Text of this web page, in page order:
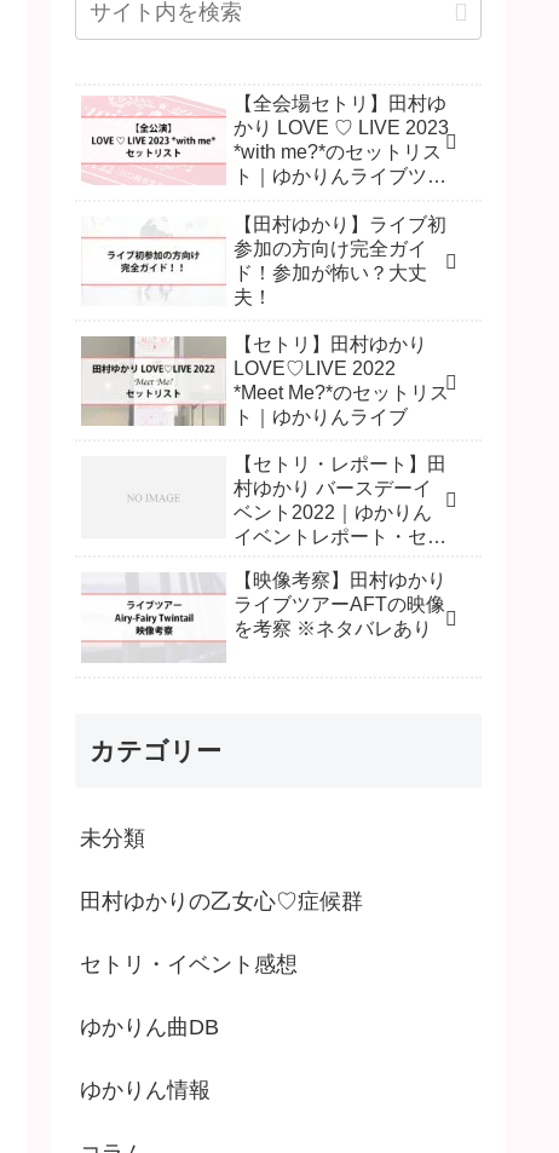
【全会場セトリ】田村ゆ
かり LOVE ♡ LIVE 2023
*with me?*のセットリス
ト｜ゆかりんライブツア
【田村ゆかり】ライブ初
参加の方向け完全ガイ
ド！参加が怖い？大丈
夫！
【セトリ】田村ゆかり
LOVE♡LIVE 2022
*Meet Me?*のセットリス
ト｜ゆかりんライブ
【セトリ・レポート】田
村ゆかり バースデーイ
ベント2022｜ゆかりん
イベントレポート・セッ
【映像考察】田村ゆかり
ライブツアーAFTの映像
を考察 ※ネタバレあり
カテゴリー
未分類
田村ゆかりの乙女心♡症候群
セトリ・イベント感想
ゆかりん曲DB
ゆかりん情報